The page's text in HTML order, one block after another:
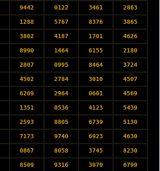
9442 0122 3461 2863
1288 5767 8376 3865
3802 4187 1701 4626
8990 1464 6155 2180
2807 0995 8464 3724
4502 2784 3010 4507
6209 2964 0601 4569
1351 0536 4123 5439
2593 8805 6739 5130
7173 9740 6923 4630
0867 8058 3745 8230
8509 9316 3070 6799